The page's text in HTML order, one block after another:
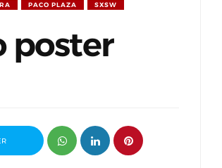
PACO PLAZA SXSW
poster